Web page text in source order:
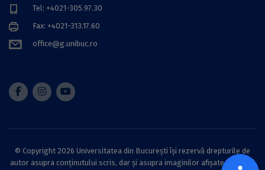
Tel: +4021-305.97.30
Fax: +4021-313.17.60
office@g.unibuc.ro
© Copyright 2026 Universitatea din București își rezervă drepturile de
autor asupra conținutului scris, dar și asupra imaginilor afișate pe acest